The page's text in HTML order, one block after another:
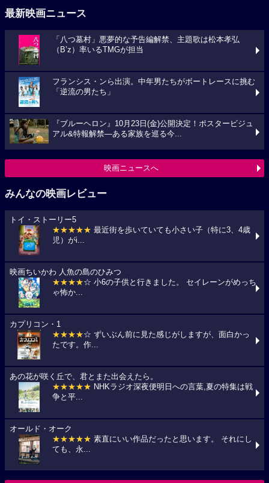
最新映画ニュース
「八つ墓村」悪夢的な予告編解禁、主題歌は松本孝弘
（B’z）率いるTMGが担当
フランシス・ンら出演。中年男たちがボートレースに挑む
「逆流の男たち」
『ブルーヘロン』10月23日(金)公開決定！ポスタービジュ
アル&特報解禁―ある家族を巡る今...
映画ニュースへ
みんなの映画レビュー
トイ・ストーリー5
★★★★★ 最近街を歩いていても小さい子（特に3、4歳
児）がi...
映画ちいかわ 人魚の島のひみつ
★★★★☆ 小6の子供と行きました。 セイレーンがめっち
ゃ怖か...
カプリコン・1
★★★★☆ ずいぶん前に見た感じがしますが、面白かっ
たです。作...
あの花が咲く丘で、君とまた出会えたら。
★★★★★ NHKラジオ深夜便明日への言葉,夏の特集は戦
争と平...
オールド・オーク
★★★★★ 素直にいい作品だったと思います。 それにし
ても、永...